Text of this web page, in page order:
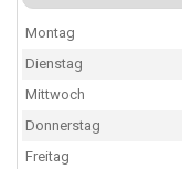
Montag
Dienstag
Mittwoch
Donnerstag
Freitag